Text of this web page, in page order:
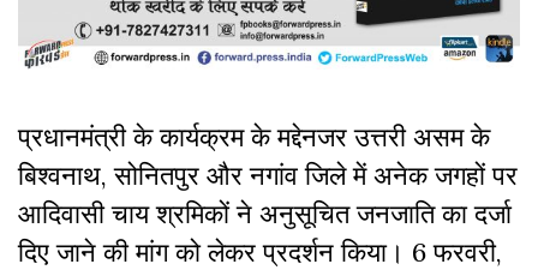
प्रधानमंत्री के कार्यक्रम के मद्देनजर उत्तरी असम के
बिश्वनाथ, सोनितपुर और नगांव जिले में अनेक जगहों पर
आदिवासी चाय श्रमिकों ने अनुसूचित जनजाति का दर्जा
दिए जानेकी मांग को लेकर प्रदर्शन किया। 6 फरवरी,